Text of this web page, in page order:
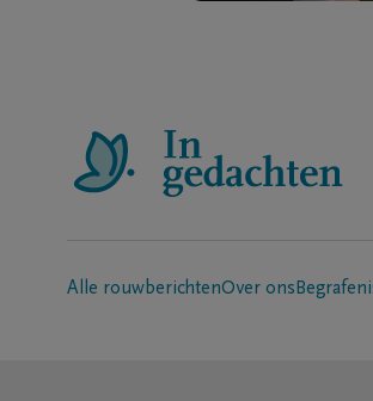
Alle rouwberichtenOver ons